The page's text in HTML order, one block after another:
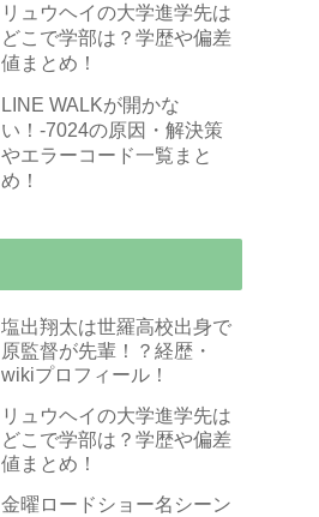
リュウヘイの大学進学先は
どこで学部は？学歴や偏差
値まとめ！
LINE WALKが開かな
い！-7024の原因・解決策
やエラーコード一覧まと
め！
塩出翔太は世羅高校出身で
原監督が先輩！？経歴・
wikiプロフィール！
リュウヘイの大学進学先は
どこで学部は？学歴や偏差
値まとめ！
金曜ロードショー名シーン